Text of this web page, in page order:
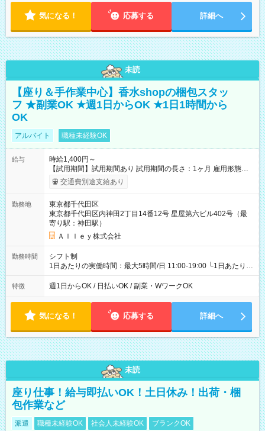
気になる！ 応募する 詳細へ
未読
【座り＆手作業中心】香水shopの梱包スタッ
フ ★副業OK ★週1日からOK ★1日1時間から
OK
アルバイト 職種未経験OK
給与
時給1,400円～
【試用期間】試用期間あり 試用期間の長さ：1ヶ月 雇用形態、
給与は本採用時と同じです。
交通費別途支給あり
勤務地
東京都千代田区
東京都千代田区内神田2丁目14番12号 星屋第六ビル402号（最
寄り駅：神田駅）
Ａｌｌｅｙ株式会社
勤務時間
シフト制
1日あたりの実働時間：最大5時間/日 11:00-19:00 └1日あたりの
実働時間：1-5時間 └上記の時間帯内であれば、いつでも勤務可
能！ └平日・土曜日の中で、お好きな曜日でご勤務いただけま
18:00 などのように、自由な働き方が可能なお仕事です！
特徴 週1日からOK / 日払いOK / 副業・WワークOK
気になる！ 応募する 詳細へ
未読
座り仕事！給与即払いOK！土日休み！出荷・梱
包作業など
派遣 職種未経験OK 社会人未経験OK ブランクOK